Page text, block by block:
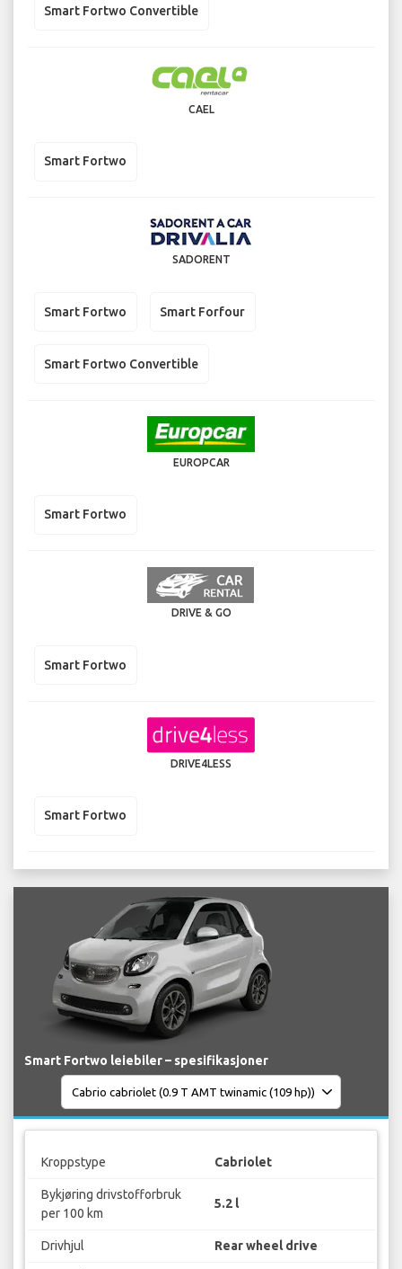
Smart Fortwo Convertible
CAEL
Smart Fortwo
SADORENT
Smart Fortwo Smart Forfour
Smart Fortwo Convertible
EUROPCAR
Smart Fortwo
DRIVE & GO
Smart Fortwo
DRIVE4LESS
Smart Fortwo
Smart Fortwo leiebiler – spesifikasjoner
Kroppstype Cabriolet
Bykjøring drivstofforbruk
per 100 km
5.2 l
Drivhjul Rear wheel drive